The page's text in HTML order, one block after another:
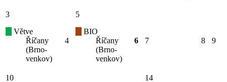
3
Větve
Říčany
(Brno-
venkov)
4
5
BIO
Říčany
(Brno-
venkov)
6 7 8 9
10
14